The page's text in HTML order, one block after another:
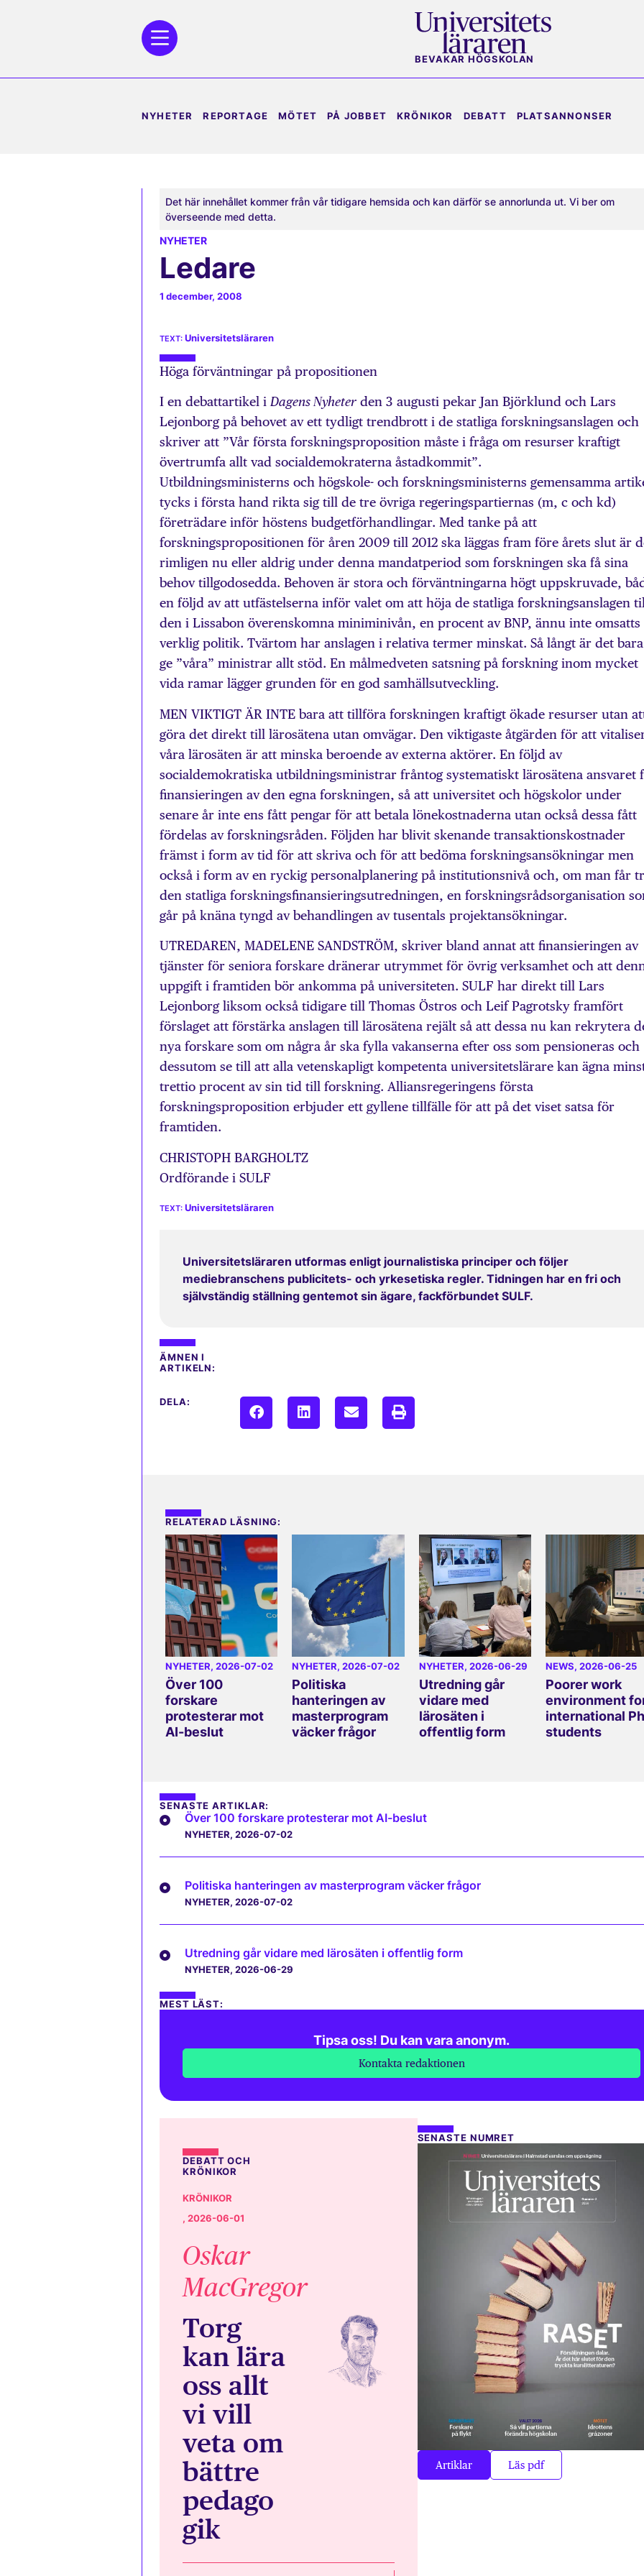
BEVAKAR HÖGSKOLAN
NYHETER REPORTAGE MÖTET PÅ JOBBET KRÖNIKOR DEBATT PLATSANNONSER
Det här innehållet kommer från vår tidigare hemsida och kan därför se annorlunda ut. Vi ber om
överseende med detta.
NYHETER
Ledare
1 december, 2008
Universitetsläraren
Höga förväntningar på propositionen
I en debattartikel iDagens Nyheter den 3 augusti pekar Jan Björklund och Lars
Lejonborg på behovet av ett tydligt trendbrott i de statliga forskningsanslagen och
skriver att ”Vår första forskningsproposition måste i fråga om resurser kraftigt
övertrumfa allt vad socialdemokraterna åstadkommit”.
Utbildningsministerns och högskole- och forskningsministerns gemensamma
tycks i första hand rikta sig till de tre övriga regeringspartiernas (m, c och kd)
företrädare inför höstens budgetförhandlingar. Med tanke på att
forskningspropositionen för åren 2009 till 2012 ska läggas fram före årets slut är
rimligen nu eller aldrig under denna mandatperiod som forskningen ska få sina
behov tillgodosedda. Behoven är stora och förväntningarna högt uppskruvade,
en följd av att utfästelserna inför valet om att höja de statliga forskningsanslagen
den i Lissabon överenskomna miniminivån, en procent av BNP, ännu inte omsatts
verklig politik. Tvärtom har anslagen i relativa termer minskat. Så långt är det
ge ”våra” ministrar allt stöd. En målmedveten satsning på forskning inom mycket
vida ramar lägger grunden för en god samhällsutveckling.
MEN VIKTIGT ÄR INTE bara att tillföra forskningen kraftigt ökade resurser utan
göra det direkt till lärosätena utan omvägar. Den viktigaste åtgärden för att
våra lärosäten är att minska beroende av externa aktörer. En följd av
socialdemokratiska utbildningsministrar fråntog systematiskt lärosätena ansvaret
finansieringen av den egna forskningen, så att universitet och högskolor under
senare år inte ens fått pengar för att betala lönekostnaderna utan också dessa fått
fördelas av forskningsråden. Följden har blivit skenande transaktionskostnader
främst i form av tid för att skriva och för att bedöma forskningsansökningar men
också i form av en ryckig personalplanering på institutionsnivå och, om man får
den statliga forskningsfinansieringsutredningen, en forskningsrådsorganisation
går på knäna tyngd av behandlingen av tusentals projektansökningar.
UTREDAREN, MADELENE SANDSTRÖM, skriver bland annat att finansieringen av
tjänster för seniora forskare dränerar utrymmet för övrig verksamhet och att
uppgift i framtiden bör ankomma på universiteten. SULF har direkt till Lars
Lejonborg liksom också tidigare till Thomas Östros och Leif Pagrotsky framfört
förslaget att förstärka anslagen till lärosätena rejält så att dessa nu kan rekrytera
nya forskare som om några år ska fylla vakanserna efter oss som pensioneras och
dessutom se till att alla vetenskapligt kompetenta universitetslärare kan ägna
trettio procent av sin tid till forskning. Alliansregeringens första
forskningsproposition erbjuder ett gyllene tillfälle för att på det viset satsa för
framtiden.
CHRISTOPH BARGHOLTZ
Ordförande i SULF
Universitetsläraren
Universitetsläraren utformas enligt journalistiska principer och följer
mediebranschens publicitets- och yrkesetiska regler. Tidningen har en fri och
självständig ställning gentemot sin ägare, fackförbundet SULF.
ÄMNEN I
ARTIKELN:
DELA:
RELATERAD LÄSNING:
NYHETER, 2026-07-02
Över 100
forskare
protesterar mot
AI-beslut
NYHETER, 2026-07-02
Politiska
hanteringen av
masterprogram
väcker frågor
NYHETER, 2026-06-29
Utredning går
vidare med
lärosäten i
offentlig form
NEWS, 2026-06-25
Poorer work
environment
international
students
SENASTE ARTIKLAR:
Över 100 forskare protesterar mot AI-beslut
NYHETER, 2026-07-02
Politiska hanteringen av masterprogram väcker frågor
NYHETER, 2026-07-02
Utredning går vidare med lärosäten i offentlig form
NYHETER, 2026-06-29
MEST LÄST:
Tipsa oss! Du kan vara anonym.
Kontakta redaktionen
DEBATT OCH
KRÖNIKOR
KRÖNIKOR
, 2026-06-01
Oskar
MacGregor
Torg
kan lära
oss allt
vi vill
veta om
bättre
pedago
gik
SENASTE NUMRET
Artiklar Läs pdf